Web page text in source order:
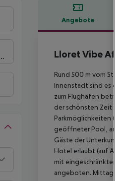
Angebote
Lloret Vibe
Rund 500 m vom
Innenstadt sind es ca.
zum Flughafen
der schönsten Zeit
Parkmöglichkeiten
geöffneter Pool, an
Gäste der Unterkunft
Hotel erlaubt (auf
mit eingeschränkter
angeboten. Mittag-